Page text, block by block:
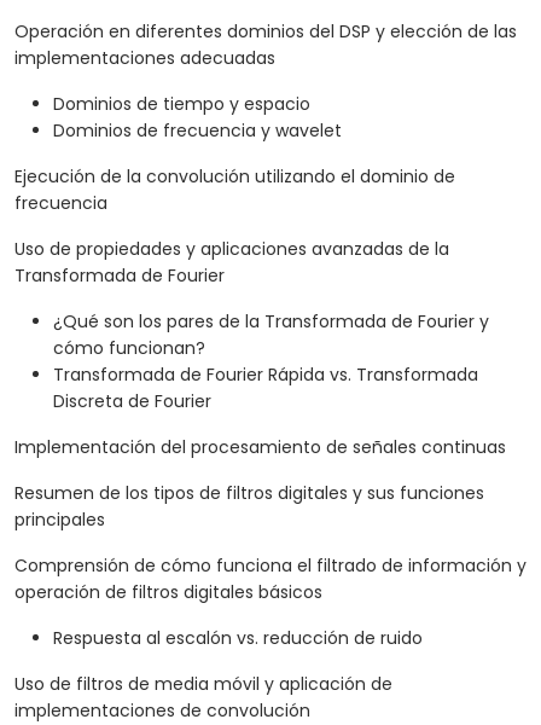
Operación en diferentes dominios del DSP y elección de las
implementaciones adecuadas
Dominios de tiempo y espacio
Dominios de frecuencia y wavelet
Ejecución de la convolución utilizando el dominio de
frecuencia
Uso de propiedades y aplicaciones avanzadas de la
Transformada de Fourier
¿Qué son los pares de la Transformada de Fourier y
cómo funcionan?
Transformada de Fourier Rápida vs. Transformada
Discreta de Fourier
Implementación del procesamiento de señales continuas
Resumen de los tipos de filtros digitales y sus funciones
principales
Comprensión de cómo funciona el filtrado de información y
operación de filtros digitales básicos
Respuesta al escalón vs. reducción de ruido
Uso de filtros de media móvil y aplicación de
implementaciones de convolución